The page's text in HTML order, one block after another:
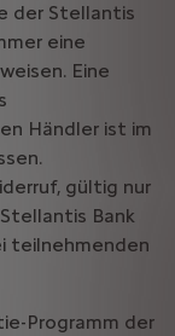
der Stellantis
eine
Eine
Händler ist im
gültig nur
Bank
teilnehmenden
Programm der